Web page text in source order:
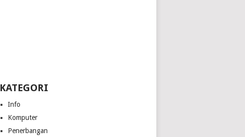
KATEGORI
Info
Komputer
Penerbangan